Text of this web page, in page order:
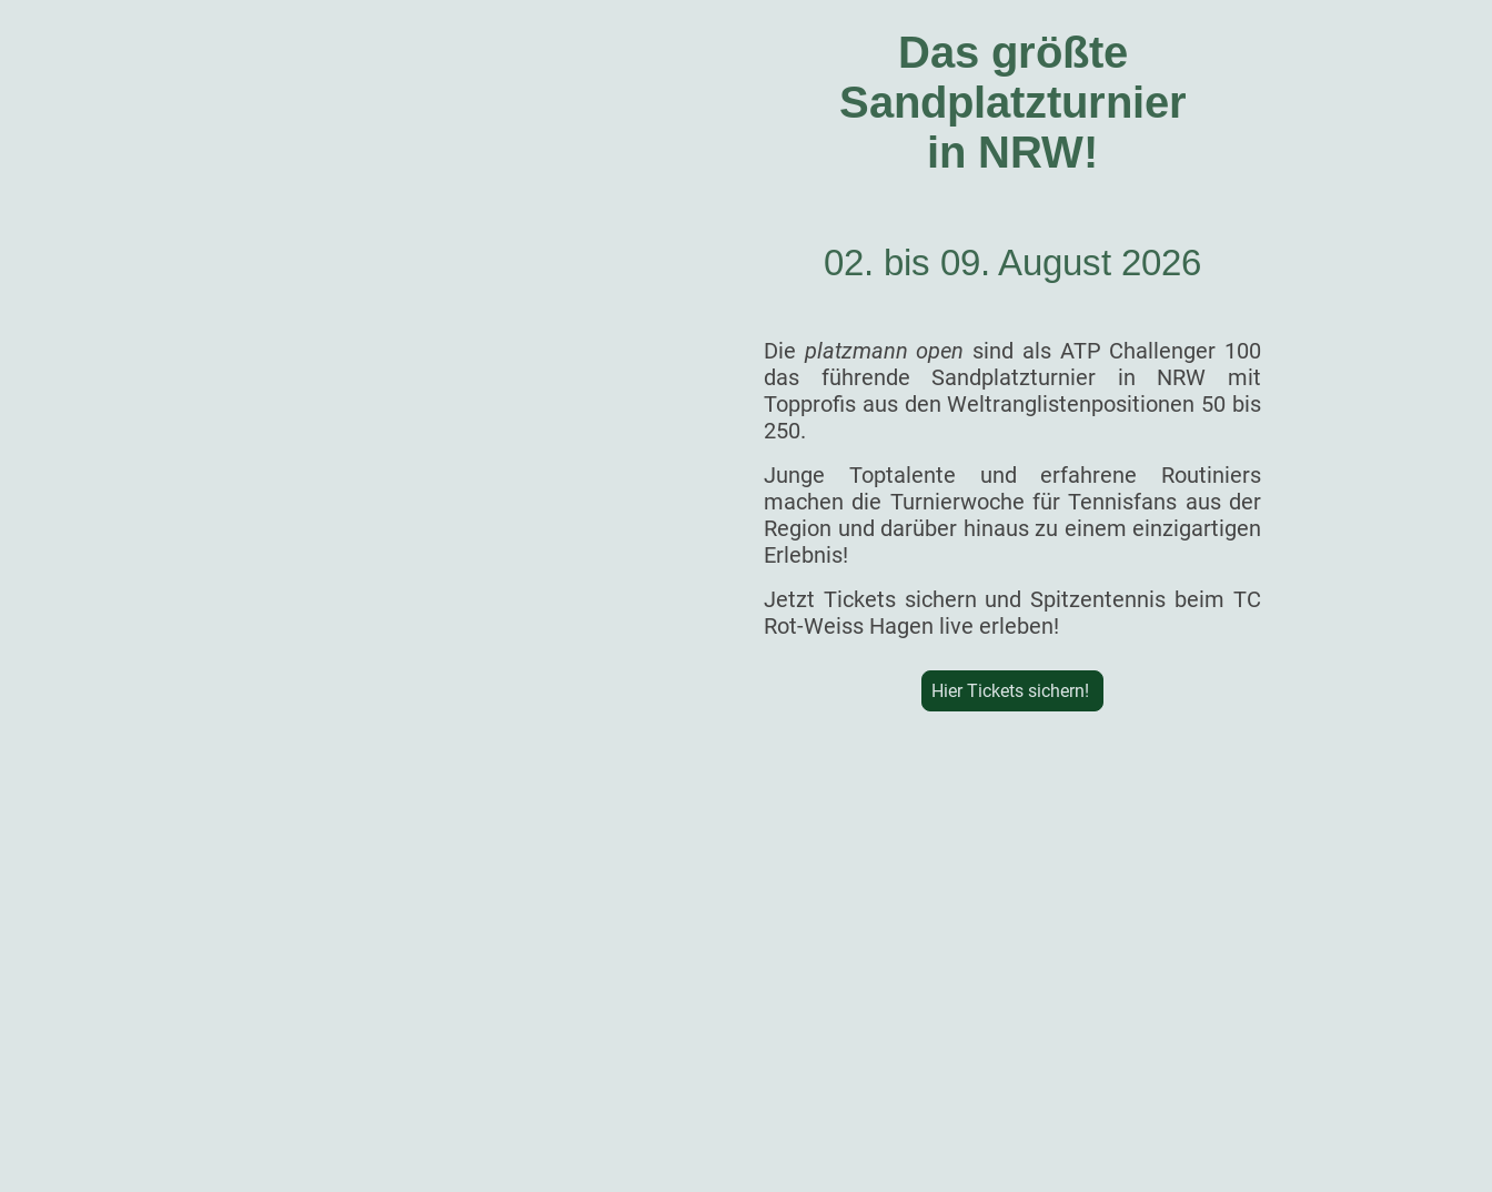
Das größte
Sandplatzturnier
in NRW!
02. bis 09. August 2026
Die platzmann open sind als ATP Challenger 100
das führende Sandplatzturnier in NRW mit
Topprofis aus den Weltranglistenpositionen 50 bis
250.
Junge Toptalente und erfahrene Routiniers
machen die Turnierwoche für Tennisfans aus der
Region und darüber hinaus zu einem einzigartigen
Erlebnis!
Jetzt Tickets sichern und Spitzentennis beim TC
Rot-Weiss Hagen live erleben!
Hier Tickets sichern!